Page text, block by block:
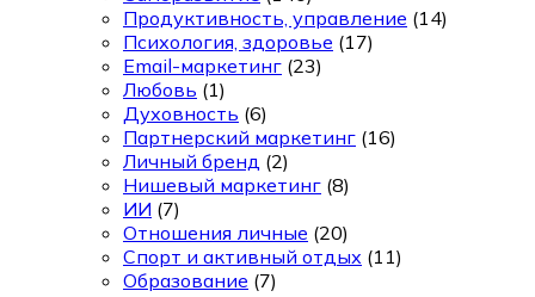
Продуктивность, управление (14)
Психология, здоровье (17)
Email-маркетинг (23)
Любовь (1)
Духовность (6)
Партнерский маркетинг (16)
Личный бренд (2)
Нишевый маркетинг (8)
ИИ (7)
Отношения личные (20)
Спорт и активный отдых (11)
Образование (7)